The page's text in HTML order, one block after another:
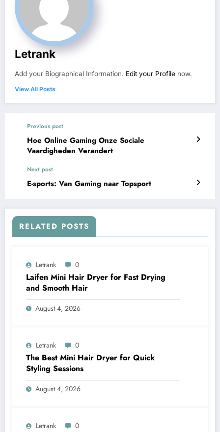
Letrank
Add your Biographical Information. Edit your Profile now.
View All Posts
Previous post
Hoe Online Gaming Onze Sociale
Vaardigheden Verandert
Next post
E-sports: Van Gaming naar Topsport
RELATED POSTS
Letrank 0
Laifen Mini Hair Dryer for Fast Drying
and Smooth Hair
August 4, 2026
Letrank 0
The Best Mini Hair Dryer for Quick
Styling Sessions
August 4, 2026
Letrank 0